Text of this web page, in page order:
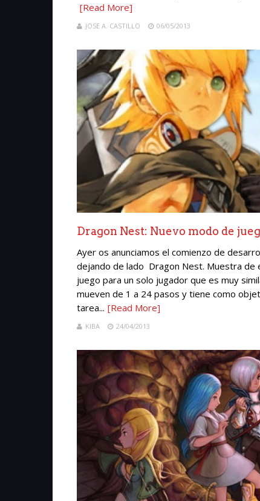
[Read More]
JOSE A. CASTILLO 06/05/2013
Dragon Nest: Nuevo modo de
Ayer os anunciamos el comienzo de
dejando de lado Dragon Nest. Muestra de
juego para un solo jugador que es muy
mueven de 1 a 24 pasos y tiene como
tarea... [Read More]
KIBA 24/04/2013